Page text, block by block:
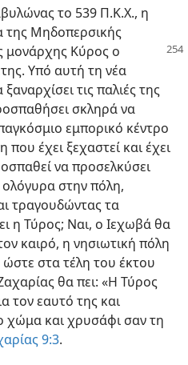
το 539 Π.Κ.Χ., η
της Μηδοπερσικής
μονάρχης Κύρος ο
Υπό αυτή τη νέα
τις παλιές της
σκληρά να
εμπορικό κέντρο
έχει ξεχαστεί και έχει
να προσελκύσει
ολόγυρα στην πόλη,
τραγουδώντας τα
η Τύρος; Ναι, ο Ιεχωβά θα
καιρό, η νησιωτική πόλη
στα τέλη του έκτου
θα πει: «Η Τύρος
τον εαυτό της και
χώμα και χρυσάφι σαν τη
9:3.